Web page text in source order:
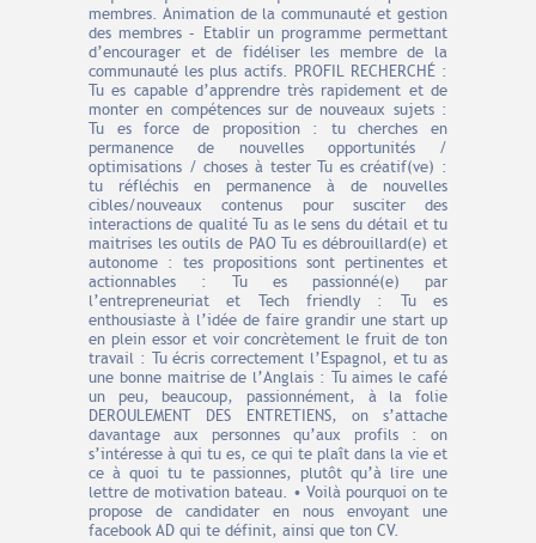
membres. Animation de la communauté et gestion
des membres – Etablir un programme permettant
d’encourager et de fidéliser les membre de la
communauté les plus actifs. PROFIL RECHERCHÉ :
Tu es capable d’apprendre très rapidement et de
monter en compétences sur de nouveaux sujets :
Tu es force de proposition : tu cherches en
permanence de nouvelles opportunités /
optimisations / choses à tester Tu es créatif(ve) :
tu réfléchis en permanence à de nouvelles
cibles/nouveaux contenus pour susciter des
interactions de qualité Tu as le sens du détail et tu
maitrises les outils de PAO Tu es débrouillard(e) et
autonome : tes propositions sont pertinentes et
actionnables : Tu es passionné(e) par
l’entrepreneuriat et Tech friendly : Tu es
enthousiaste à l’idée de faire grandir une start up
en plein essor et voir concrètement le fruit de ton
travail : Tu écris correctement l’Espagnol, et tu as
une bonne maitrise de l’Anglais : Tu aimes le café
un peu, beaucoup, passionnément, à la folie
DEROULEMENT DES ENTRETIENS, on s’attache
davantage aux personnes qu’aux profils : on
s’intéresse à qui tu es, ce qui te plaît dans la vie et
ce à quoi tu te passionnes, plutôt qu’à lire une
lettre de motivation bateau. • Voilà pourquoi on te
propose de candidater en nous envoyant une
facebook AD qui te définit, ainsi que ton CV.